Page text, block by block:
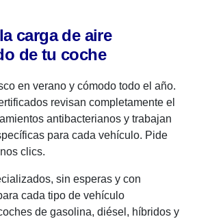
carga de aire
de tu coche
en verano y cómodo todo el año.
revisan completamente el
antibacterianos y trabajan
para cada vehículo. Pide
clics.
sin esperas y con
cada tipo de vehículo
de gasolina, diésel, híbridos y